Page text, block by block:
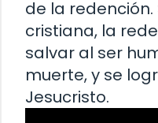
de la
cristiana, la
salvar al ser
muerte, y se
Jesucristo.